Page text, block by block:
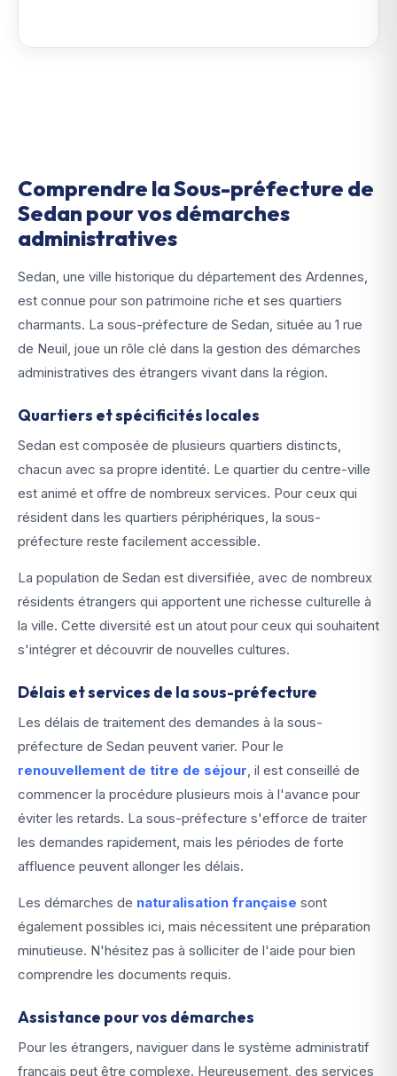
Comprendre la Sous-préfecture de
Sedan pour vos démarches
administratives
Sedan, une ville historique du département des Ardennes,
est connue pour son patrimoine riche et ses quartiers
charmants. La sous-préfecture de Sedan, située au 1 rue
de Neuil, joue un rôle clé dans la gestion des démarches
administratives des étrangers vivant dans la région.
Quartiers et spécificités locales
Sedan est composée de plusieurs quartiers distincts,
chacun avec sa propre identité. Le quartier du centre-ville
est animé et offre de nombreux services. Pour ceux qui
résident dans les quartiers périphériques, la sous-
préfecture reste facilement accessible.
La population de Sedan est diversifiée, avec de nombreux
résidents étrangers qui apportent une richesse culturelle à
la ville. Cette diversité est un atout pour ceux qui souhaitent
s'intégrer et découvrir de nouvelles cultures.
Délais et services de la sous-préfecture
Les délais de traitement des demandes à la sous-
préfecture de Sedan peuvent varier. Pour le
renouvellement de titre de séjour, il est conseillé de
commencer la procédure plusieurs mois à l'avance pour
éviter les retards. La sous-préfecture s'efforce de traiter
les demandes rapidement, mais les périodes de forte
affluence peuvent allonger les délais.
Les démarches de naturalisation française sont
également possibles ici, mais nécessitent une préparation
minutieuse. N'hésitez pas à solliciter de l'aide pour bien
comprendre les documents requis.
Assistance pour vos démarches
Pour les étrangers, naviguer dans le système administratif
français peut être complexe. Heureusement, des services